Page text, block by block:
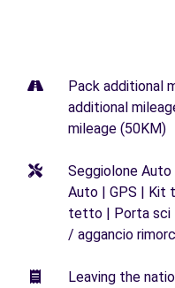
Pack additional
additional
mileage (50KM)
Seggiolone
Auto | GPS | Kit
tetto | Porta sci
/ aggancio
Leaving the